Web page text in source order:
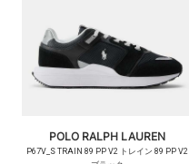
POLO RALPH LAUREN
P67V_S TRAIN 89 PP V2 トレイン 89 PP V2